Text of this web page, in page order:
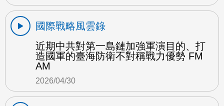
國際戰略風雲錄
近期中共對第一島鏈加強軍演目的、打
造國軍的臺海防衛不對稱戰力優勢 FM
AM
2026/04/30